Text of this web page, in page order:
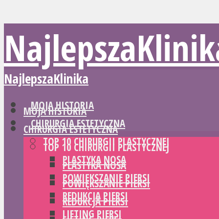
MOJA HISTORIA
CHIRURGIA ESTETYCZNA
TOP 10 CHIRURGII PLASTYCZNEJ
PLASTYKA NOSA
POWIĘKSZANIE PIERSI
REDUKCJA PIERSI
LIFTING PIERSI
NajlepszaKlinika
MOJA HISTORIA
CHIRURGIA ESTETYCZNA
TOP 10 CHIRURGII PLASTYCZNEJ
PLASTYKA NOSA
POWIĘKSZANIE PIERSI
REDUKCJA PIERSI